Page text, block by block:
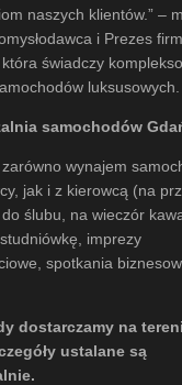
naszych klientów.” –
i Prezes
świadczy
luksusowych.
samochodów
wynajem
jak i z kierowcą (na
ślubu, na wieczór
imprezy
spotkania
dostarczamy na
ustalane są